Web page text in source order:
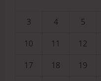
3
4 5
10
11 12
17
18 19